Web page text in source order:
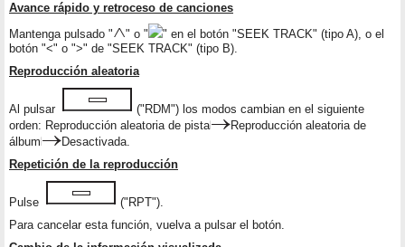
Avance rápido y retroceso de canciones
Mantenga pulsado "
" o "
" en el botón "SEEK TRACK" (tipo A), o el
botón "<" o ">" de "SEEK TRACK" (tipo B).
Reproducción aleatoria
Al pulsar
("RDM") los modos cambian en el siguiente
orden: Reproducción aleatoria de pista
Reproducción aleatoria de
álbum
Desactivada.
Repetición de la reproducción
Pulse
("RPT").
Para cancelar esta función, vuelva a pulsar el botón.